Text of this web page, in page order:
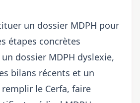
un dossier MDPH pour
étapes concrètes
dossier MDPH dyslexie,
bilans récents et un
le Cerfa, faire